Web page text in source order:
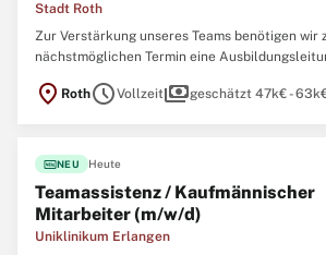
Stadt Roth
Zur Verstärkung unseres Teams benötigen wir
nächstmöglichen Termin eine
Aufgabengebiet umfasst im
und kontinuierliche Weiterentwicklung der
location_on RothscheduleVollzeitpaymentsgeschätzt 47k€ -
fiber_newNEU Heute
Teamassistenz / Kaufmännischer
Mitarbeiter (m/w/d)
Uniklinikum Erlangen